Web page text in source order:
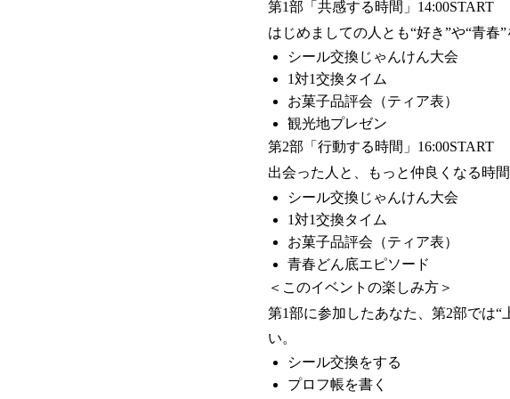
第1部「共感する時間」14:00START
はじめましての人とも“好き”や“青春
シール交換じゃんけん大会
1対1交換タイム
お菓子品評会（ティア表）
観光地プレゼン
第2部「行動する時間」16:00START
出会った人と、もっと仲良くなる時
シール交換じゃんけん大会
1対1交換タイム
お菓子品評会（ティア表）
青春どん底エピソード
＜このイベントの楽しみ方＞
第1部に参加したあなた、第2部では
い。
シール交換をする
プロフ帳を書く